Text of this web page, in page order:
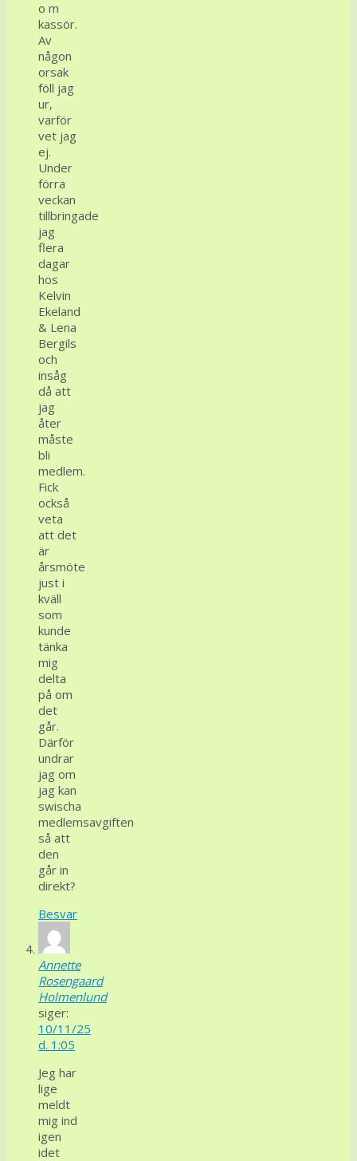
o m
kassör.
Av
någon
orsak
föll jag
ur,
varför
vet jag
ej.
Under
förra
veckan
tillbringade
jag
flera
dagar
hos
Kelvin
Ekeland
& Lena
Bergils
och
insåg
då att
jag
åter
måste
bli
medlem.
Fick
också
veta
att det
är
årsmöte
just i
kväll
som
kunde
tänka
mig
delta
på om
det
går.
Därför
undrar
jag om
jag kan
swischa
medlemsavgiften
så att
den
går in
direkt?
Besvar
Annette
Rosengaard
Holmenlund
siger:
10/11/25
d. 1:05
Jeg har
lige
meldt
mig ind
igen
idet